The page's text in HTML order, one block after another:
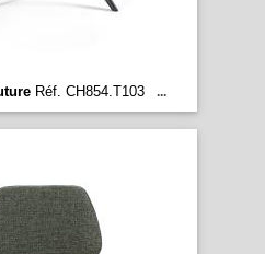
Réf. CH854.T103 ...